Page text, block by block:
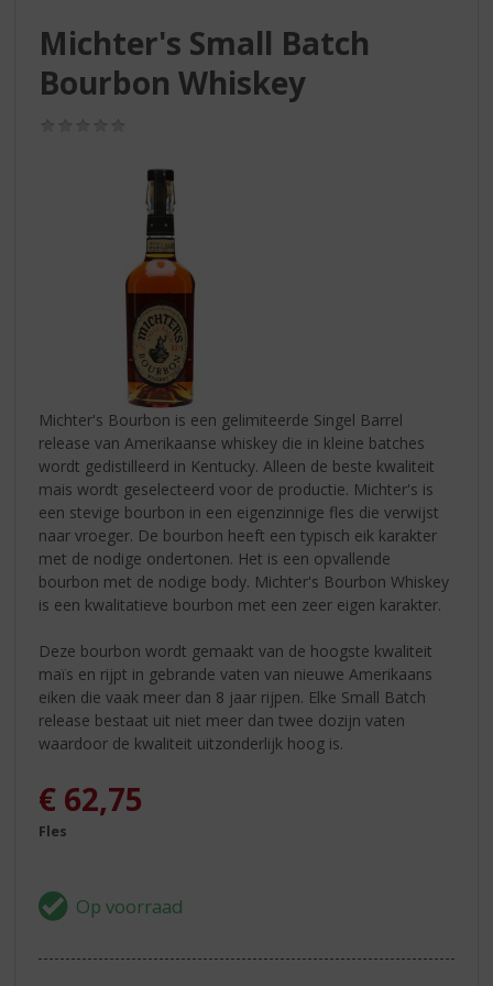
Michter's Small Batch
Bourbon Whiskey
Michter's Bourbon is een gelimiteerde Singel Barrel
release van Amerikaanse whiskey die in kleine batches
wordt gedistilleerd in Kentucky. Alleen de beste kwaliteit
mais wordt geselecteerd voor de productie. Michter's is
een stevige bourbon in een eigenzinnige fles die verwijst
naar vroeger. De bourbon heeft een typisch eik karakter
met de nodige ondertonen. Het is een opvallende
bourbon met de nodige body. Michter's Bourbon Whiskey
is een kwalitatieve bourbon met een zeer eigen karakter.
Deze bourbon wordt gemaakt van de hoogste kwaliteit
maïs en rijpt in gebrande vaten van nieuwe Amerikaans
eiken die vaak meer dan 8 jaar rijpen. Elke Small Batch
release bestaat uit niet meer dan twee dozijn vaten
waardoor de kwaliteit uitzonderlijk hoog is.
€ 62,75
Fles